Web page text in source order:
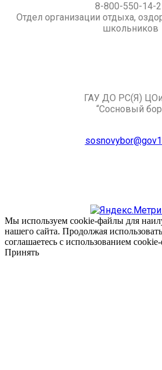
8-800-550-14-
Отдел организации отдыха,
школьников
ГАУ ДО РС(Я)
“Сосновый
Мы используем cookie-файлы для
нашего сайта. Продолжая
соглашаетесь с использованием
Принять